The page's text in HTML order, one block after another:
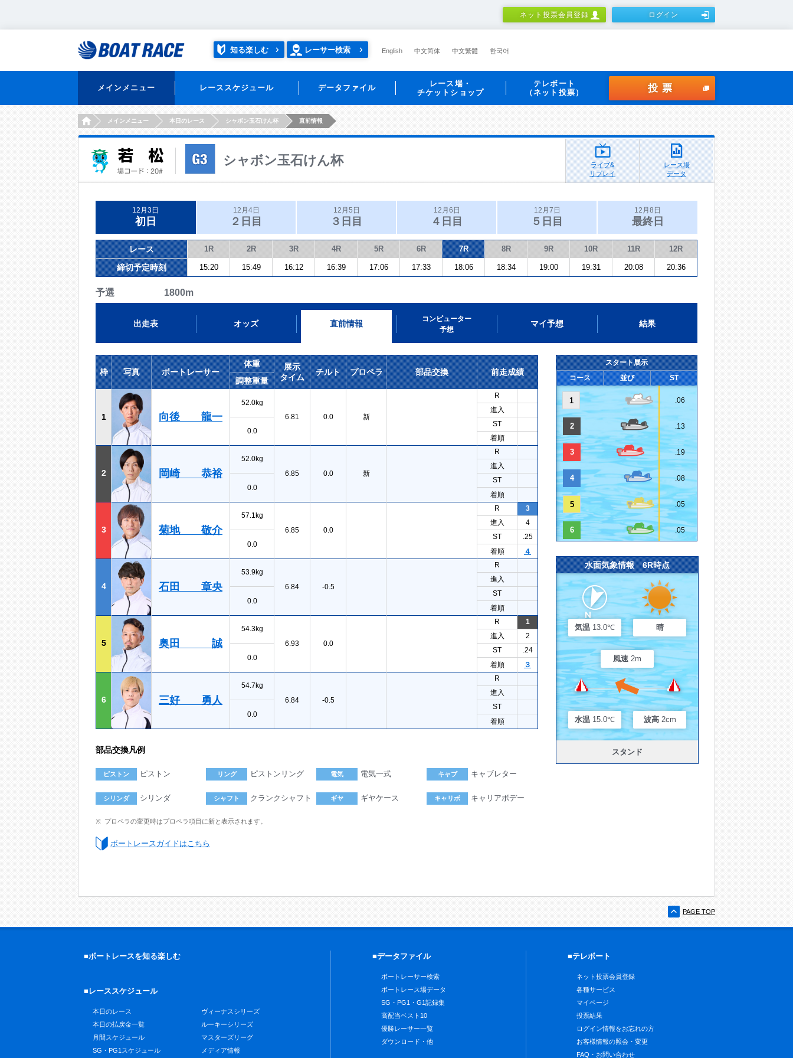
ネット投票会員登録 ログイン
知る楽しむ レーサー検索 English 中文简体 中文繁體 한국어
メインメニュー レーススケジュール データファイル
レース場・
チケットショップ
テレボート
（ネット投票）
投票
HOMEメインメニュー 本日のレース シャボン玉石けん杯 直前情報
シャボン玉石けん杯
ライブ&
リプレイ
レース場
データ
12月3日
初日
12月4日
２日目
12月5日
３日目
12月6日
４日目
12月7日
５日目
12月8日
最終日
レース 1R 2R 3R 4R 5R 6R 7R 8R 9R 10R 11R 12R
締切予定時刻 15:20 15:49 16:12 16:39 17:06 17:33 18:06 18:34 19:00 19:31 20:08 20:36
予選 1800m
出走表 オッズ 直前情報
コンピューター
予想
マイ予想 結果
枠 写真 ボートレーサー
体重
展示
タイム
チルト プロペラ 部品交換
前走成績
調整重量
1 向後 龍一
52.0kg
6.81
0.0 新
R
進入
0.0
ST
着順
2 岡崎 恭裕
52.0kg
6.85
0.0 新
R
進入
0.0
ST
着順
3 菊地 敬介
57.1kg
6.85
0.0
R
3
進入
4
0.0
ST
.25
着順
４
4 石田 章央
53.9kg
6.84
-0.5
R
進入
0.0
ST
着順
5 奥田 誠
54.3kg
6.93
0.0
R
1
進入
2
0.0
ST
.24
着順
３
6 三好 勇人
54.7kg
6.84
-0.5
R
進入
0.0
ST
着順
部品交換凡例
ピストン ピストン リング ピストンリング 電気 電気一式 キャブ キャブレター
シリンダ シリンダ シャフト クランクシャフト ギヤ ギヤケース キャリボ キャリアボデー
プロペラの変更時はプロペラ項目に新と表示されます。
ボートレースガイドはこちら
スタート展示
コース
並び ST
1 .06
2 .13
3 .19
4 .08
5 .05
6 .05
水面気象情報 6R時点
気温 13.0℃ 晴
風速 2m
水温 15.0℃ 波高 2cm
スタンド
PAGE TOP
■ボートレースを知る楽しむ
■レーススケジュール
本日のレース
本日の払戻金一覧
月間スケジュール
SG・PG1スケジュール
ヴィーナスシリーズ
ルーキーシリーズ
マスターズリーグ
メディア情報
■データファイル
ボートレーサー検索
ボートレース場データ
SG・PG1・G1記録集
高配当ベスト10
優勝レーサー一覧
ダウンロード・他
■テレボート
ネット投票会員登録
各種サービス
マイページ
投票結果
ログイン情報をお忘れの方
お客様情報の照会・変更
FAQ・お問い合わせ